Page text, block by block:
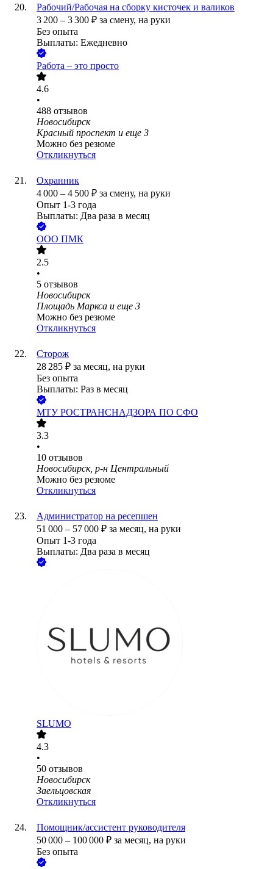
Рабочий/Рабочая на сборку кисточек и валиков
3 200 – 3 300 ₽ за смену, на руки
Без опыта
Выплаты: Ежедневно
Работа – это просто
4.6
•
488 отзывов
Новосибирск
Красный проспект и еще 3
Можно без резюме
Откликнуться
Охранник
4 000 – 4 500 ₽ за смену, на руки
Опыт 1-3 года
Выплаты: Два раза в месяц
ООО ПМК
2.5
•
5 отзывов
Новосибирск
Площадь Маркса и еще 3
Можно без резюме
Откликнуться
Сторож
28 285 ₽ за месяц, на руки
Без опыта
Выплаты: Раз в месяц
МТУ РОСТРАНСНАДЗОРА ПО СФО
3.3
•
10 отзывов
Новосибирск, р-н Центральный
Можно без резюме
Откликнуться
Администратор на ресепшен
51 000 – 57 000 ₽ за месяц, на руки
Опыт 1-3 года
Выплаты: Два раза в месяц
SLUMO
4.3
•
50 отзывов
Новосибирск
Заельцовская
Откликнуться
Помощник/ассистент руководителя
50 000 – 100 000 ₽ за месяц, на руки
Без опыта